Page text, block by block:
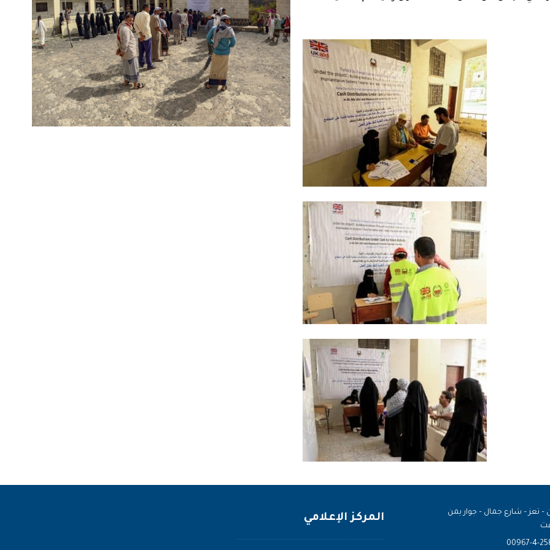
– تعز – شارع جمال – جوار يمن
00967-4-
المركز الإعلامي